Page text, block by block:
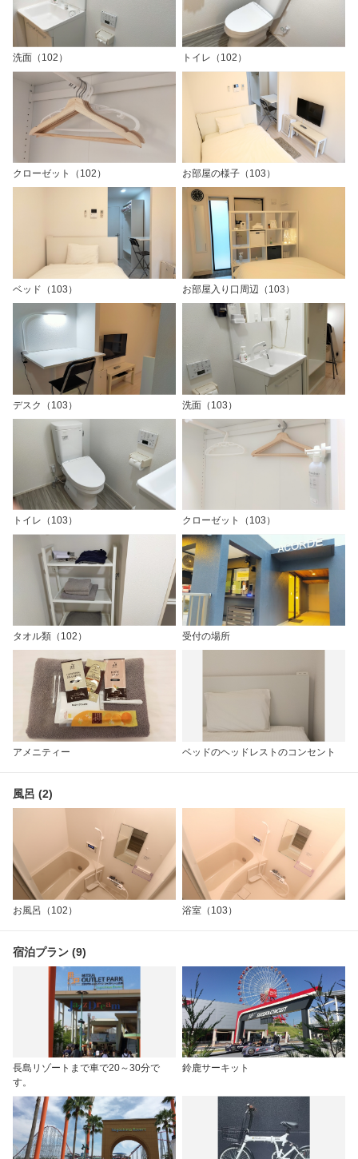
洗面（102） トイレ（102）
クローゼット（102） お部屋の様子（103）
ベッド（103） お部屋入り口周辺（103）
デスク（103） 洗面（103）
トイレ（103） クローゼット（103）
タオル類（102） 受付の場所
アメニティー ベッドのヘッドレストのコンセント
風呂 (2)
お風呂（102） 浴室（103）
宿泊プラン (9)
長島リゾートまで車で20～30分で
す。
鈴鹿サーキット